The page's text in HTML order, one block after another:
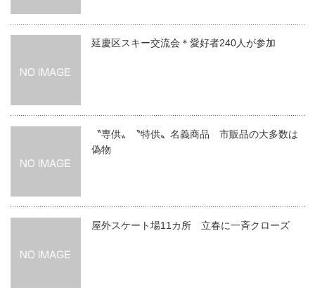
延慶区スキー交流会＊愛好者240人が参加
〝専供〟〝特供〟名義商品 市販品の大多数は
偽物
屋外スケート場11カ所 立春に一斉クローズ